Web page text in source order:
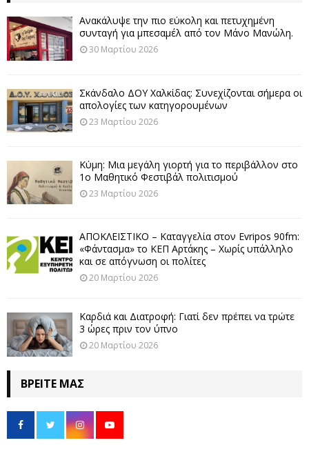
Ανακάλυψε την πιο εύκολη και πετυχημένη
συνταγή για μπεσαμέλ από τον Μάνο Μανώλη.
30 Μαρτίου 2026
Σκάνδαλο ΔΟΥ Χαλκίδας: Συνεχίζονται σήμερα οι
απολογίες των κατηγορουμένων
23 Μαρτίου 2026
Κύμη: Μια μεγάλη γιορτή για το περιβάλλον στο
1ο Μαθητικό Φεστιβάλ πολιτισμού
23 Μαρτίου 2026
ΑΠΟΚΛΕΙΣΤΙΚΟ – Καταγγελία στον Evripos 90fm:
«Φάντασμα» το ΚΕΠ Αρτάκης – Χωρίς υπάλληλο
και σε απόγνωση οι πολίτες
20 Μαρτίου 2026
Καρδιά και Διατροφή: Γιατί δεν πρέπει να τρώτε
3 ώρες πριν τον ύπνο
20 Μαρτίου 2026
ΒΡΕΊΤΕ ΜΑΣ